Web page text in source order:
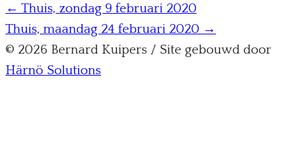
← Thuis, zondag 9 februari 2020
Thuis, maandag 24 februari 2020 →
© 2026 Bernard Kuipers / Site gebouwd door
Härnö Solutions